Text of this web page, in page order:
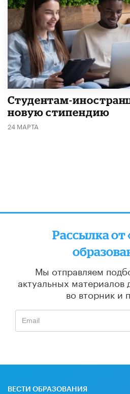
Студентам-
новую стипендию
24 МАРТА
Рассылка от
Мы отправляем
актуальных материалов
во вторник и
ВЕСТИ ОБРАЗОВАНИЯ